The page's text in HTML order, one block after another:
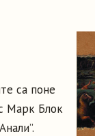
са поне
Марк Блок